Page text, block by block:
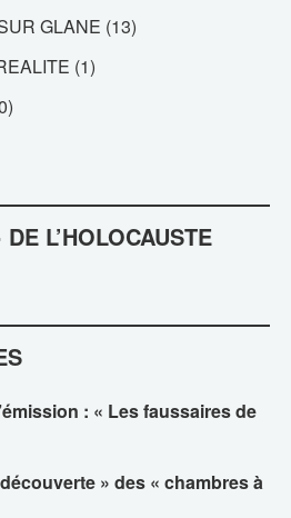
GLANE (13)
(1)
L’HOLOCAUSTE
: « Les faussaires de
» des « chambres à